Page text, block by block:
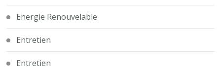
Energie Renouvelable
Entretien
Entretien